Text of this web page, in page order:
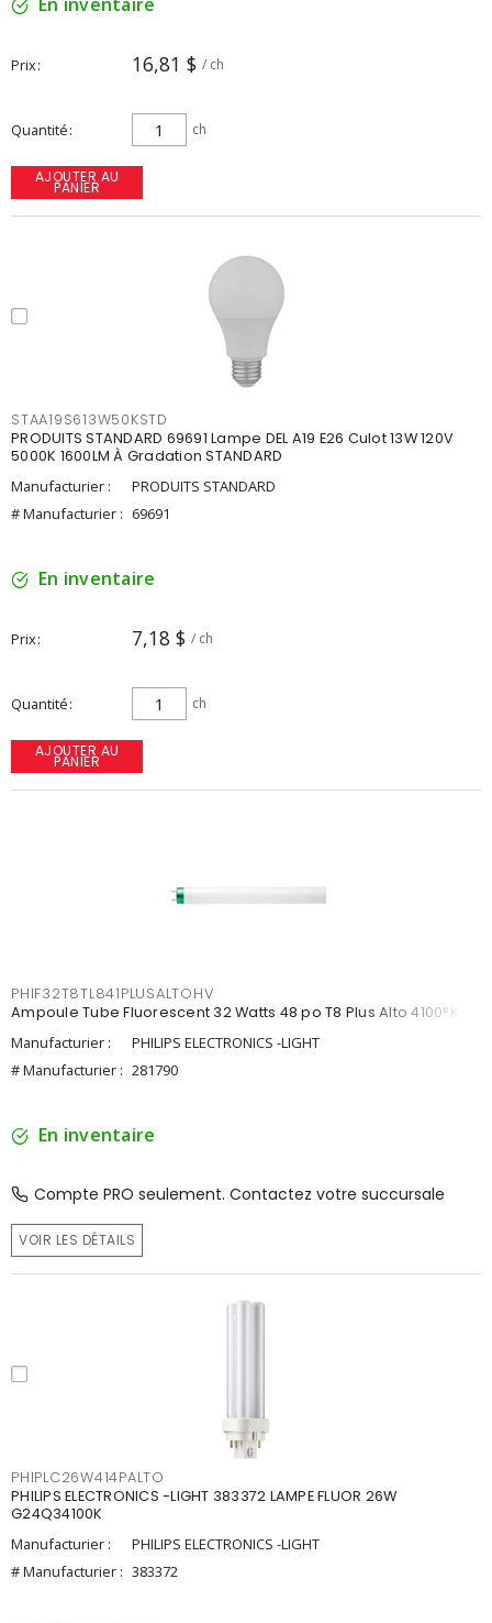
Prix 16,81 $ / ch
Quantité ch
AJOUTER AU
PANIER
STAA19S613W50KSTD
PRODUITS STANDARD 69691 Lampe DEL A19 E26 Culot 13W 120V
5000K 1600LM À Gradation STANDARD
Manufacturier :
PRODUITS STANDARD
# Manufacturier : 69691
En inventaire
Prix 7,18 $ / ch
Quantité ch
AJOUTER AU
PANIER
PHIF32T8TL841PLUSALTOHV
Ampoule Tube Fluorescent 32 Watts 48 po T8 Plus Alto 4100°K
Manufacturier :
PHILIPS ELECTRONICS -LIGHT
# Manufacturier : 281790
En inventaire
Compte PRO seulement. Contactez votre succursale
VOIR LES DÉTAILS
PHIPLC26W414PALTO
PHILIPS ELECTRONICS -LIGHT 383372 LAMPE FLUOR 26W
G24Q34100K
Manufacturier :
PHILIPS ELECTRONICS -LIGHT
# Manufacturier : 383372